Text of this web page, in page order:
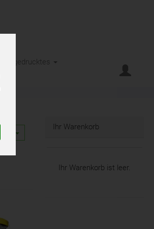
Kleingedrucktes
Ihr Warenkorb
Ihr Warenkorb ist leer.